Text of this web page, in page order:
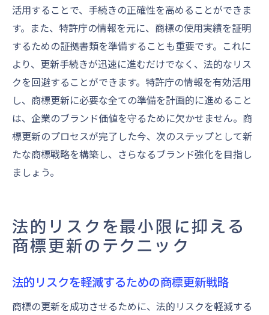
活用することで、手続きの正確性を高めることができま
す。また、特許庁の情報を元に、商標の使用実績を証明
するための証拠書類を準備することも重要です。これに
より、更新手続きが迅速に進むだけでなく、法的なリス
クを回避することができます。特許庁の情報を有効活用
し、商標更新に必要な全ての準備を計画的に進めること
は、企業のブランド価値を守るために欠かせません。商
標更新のプロセスが完了した今、次のステップとして新
たな商標戦略を構築し、さらなるブランド強化を目指し
ましょう。
法的リスクを最小限に抑える
商標更新のテクニック
法的リスクを軽減するための商標更新戦略
商標の更新を成功させるために、法的リスクを軽減する